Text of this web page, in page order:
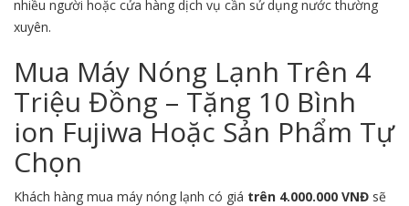
nhiều người hoặc cửa hàng dịch vụ cần sử dụng nước thường
xuyên.
Mua Máy Nóng Lạnh Trên 4
Triệu Đồng – Tặng 10 Bình
ion Fujiwa Hoặc Sản Phẩm Tự
Chọn
Khách hàng mua máy nóng lạnh có giá trên 4.000.000 VNĐ sẽ